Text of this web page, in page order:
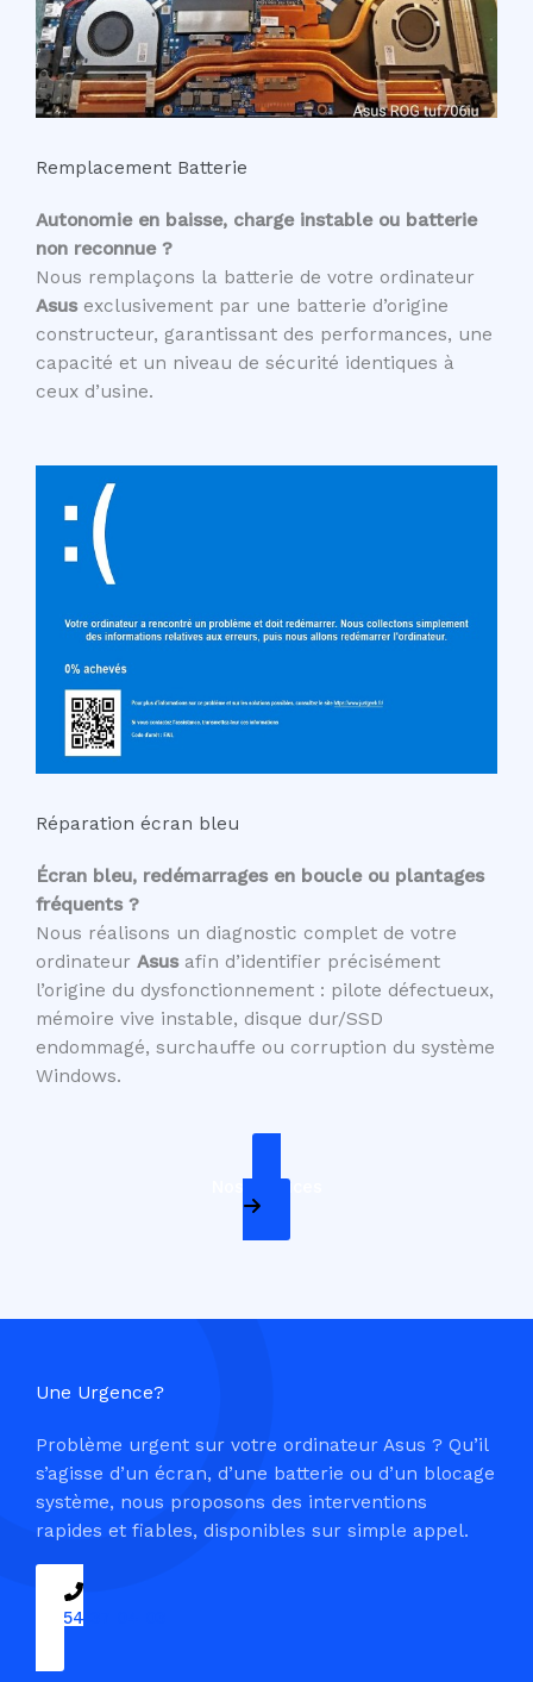
Remplacement Batterie
Autonomie en baisse, charge instable ou batterie
non reconnue ?
Nous remplaçons la batterie de votre ordinateur
Asusexclusivement par une batterie d’origine
constructeur, garantissant des performances, une
capacité et un niveau de sécurité identiques à
ceux d’usine.
Réparation écran bleu
Écran bleu, redémarrages en boucle ou plantages
fréquents ?
Nous réalisons un diagnostic complet de votre
ordinateur Asusafin d’identifier précisément
l’origine du dysfonctionnement : pilote défectueux,
mémoire vive instable, disque dur/SSD
endommagé, surchauffe ou corruption du système
Windows.
Nos Services
Une Urgence?
Problème urgent sur votre ordinateur Asus ? Qu’il
s’agisse d’un écran, d’une batterie ou d’un blocage
système, nous proposons des interventions
rapides et fiables, disponibles sur simple appel.
09 54 37 04 03